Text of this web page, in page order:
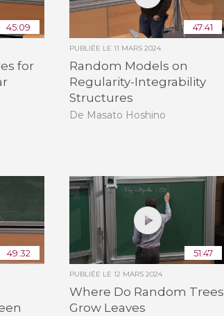
45:09
for
47:41
PUBLIÉE LE 11 MARS 2024
Random Models on
Regularity-Integrability
Structures
De Masato Hoshino
49:32 51:47
PUBLIÉE LE 12 MARS 2024
Where Do Random Trees
Grow Leaves